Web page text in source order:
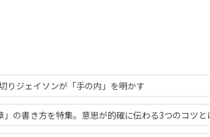
りジェイソンが「手の内」を明かす
」の書き方を特集。意思が的確に伝わる3つのコツと